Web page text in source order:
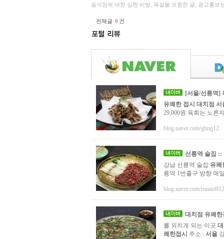
음식점에 대한 심한 비방, 욕설을 포함한 글, 광고홍
전체글 0 건
[서울/선릉역]
유쾌한 접시 대치점 서
29,000원 육회는 노른
blog.naver.com/ghng12
선릉역 술집 ::
강남 선릉역 술집 유쾌
릉역 1번출구 방향 매
blog.naver.com/
대치점 유쾌한
를 외치게 되는 이곳
쾌한접시 주소 : 서울